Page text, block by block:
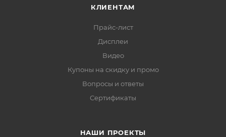
КЛИЕНТАМ
Прайс-лист
Дисплеи
Видео
Купоны на скидку и промо
Вопросы и ответы
Сертификаты
НАШИ ПРОЕКТЫ